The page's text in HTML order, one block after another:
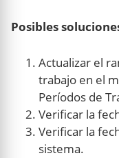
Posibles
Actualizar el
trabajo en el
Períodos de
Verificar la
Verificar la
sistema.